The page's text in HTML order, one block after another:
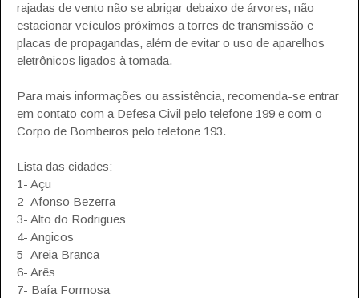
rajadas de vento não se abrigar debaixo de árvores, não
estacionar veículos próximos a torres de transmissão e
placas de propagandas, além de evitar o uso de aparelhos
eletrônicos ligados à tomada.
Para mais informações ou assistência, recomenda-se entrar
em contato com a Defesa Civil pelo telefone 199 e com o
Corpo de Bombeiros pelo telefone 193.
Lista das cidades:
1- Açu
2- Afonso Bezerra
3- Alto do Rodrigues
4- Angicos
5- Areia Branca
6- Arês
7- Baía Formosa